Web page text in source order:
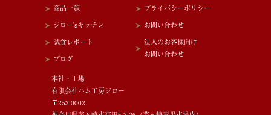
商品一覧
ジロー'sキッチン
試食レポート
ブログ
プライバシーポリシー
お問い合わせ
法人のお客様向け
お問い合わせ
本社・工場
有限会社ハム工房ジロー
〒253-0002